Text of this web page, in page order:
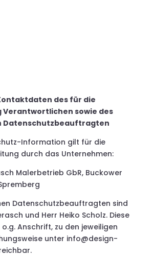
des für die
sowie des
Datenschutzbeauftragten
Information gilt für die
durch das Unternehmen:
Malerbetrieb GbR, Buckower
Datenschutzbeauftragten sind
und Herr Heiko Scholz. Diese
Anschrift, zu den jeweiligen
unter info@design-